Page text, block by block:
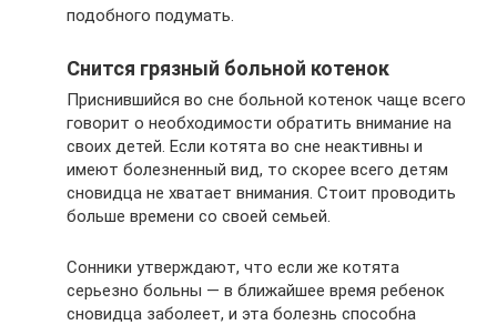
подобного подумать.
Снится грязный больной котенок
Приснившийся во сне больной котенок чаще всего
говорит о необходимости обратить внимание на
своих детей. Если котята во сне неактивны и
имеют болезненный вид, то скорее всего детям
сновидца не хватает внимания. Стоит проводить
больше времени со своей семьей.
Сонники утверждают, что если же котята
серьезно больны — в ближайшее время ребенок
сновидца заболеет, и эта болезнь способна